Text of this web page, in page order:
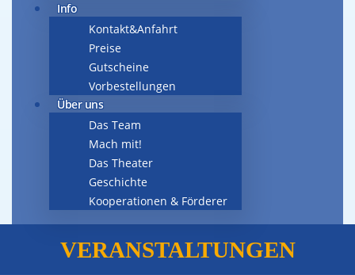
Info
Kontakt&Anfahrt
Preise
Gutscheine
Vorbestellungen
Über uns
Das Team
Mach mit!
Das Theater
Geschichte
Kooperationen & Förderer
VERANSTALTUNGEN